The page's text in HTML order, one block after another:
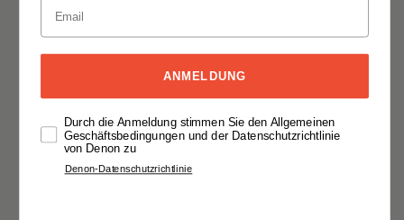
Multi-room CI
Others
Inputs Outputs
ANMELDUNG
Durch die Anmeldung stimmen Sie den Allgemeinen
Geschäftsbedingungen und der Datenschutzrichtlinie
von Denon zu
Denon-Datenschutzrichtlinie